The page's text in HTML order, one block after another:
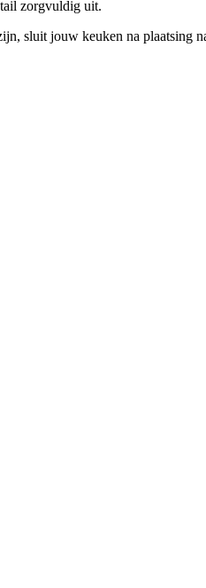
zorgvuldig uit.
sluit jouw keuken na plaatsing